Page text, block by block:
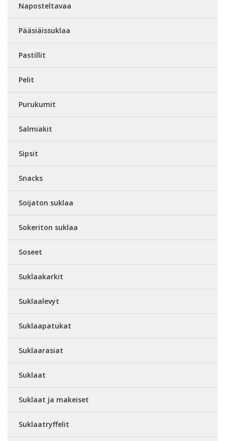
Naposteltavaa
Pääsiäissuklaa
Pastillit
Pelit
Purukumit
Salmiakit
Sipsit
Snacks
Soijaton suklaa
Sokeriton suklaa
Soseet
Suklaakarkit
Suklaalevyt
Suklaapatukat
Suklaarasiat
Suklaat
Suklaat ja makeiset
Suklaatryffelit